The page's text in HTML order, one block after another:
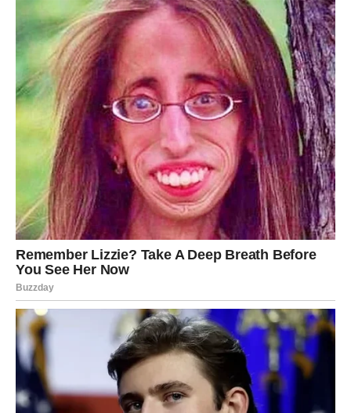
osjećaj da se konačno nešto veliko mijenja u vašu korist.
Zato ne ignorišite znakove koje vam sudbina šalje.
Jer ono što ste predugo čekale sada polako ulazi u vaš
život i moglo bi vam donijeti sreću veću nego što
trenutno možete zamisliti.